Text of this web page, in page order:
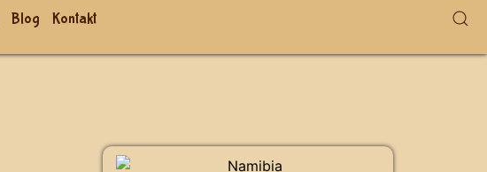
Blog Kontakt